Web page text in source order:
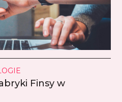
Finsy w